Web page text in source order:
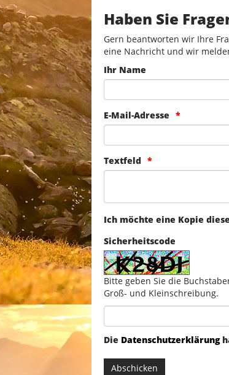
Haben Sie
Gern beantworten wir Ihre
eine Nachricht und wir
Ihr Name
E-Mail-Adresse
Textfeld
Ich möchte eine Kopie
Sicherheitscode
Bitte geben Sie die
Groß- und Kleinschreibung.
Die Datenschutzerklärung
Abschicken